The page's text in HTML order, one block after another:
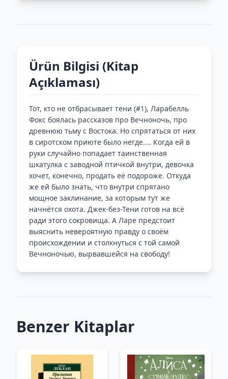
Ürün Bilgisi (Kitap
Açıklaması)
Тот, кто не отбрасывает тени (#1), Ларабелль
Фокс боялась рассказов про Вечноночь, про
древнюю тьму с Востока. Но спрятаться от них
в сиротском приюте было негде.... Когда ей в
руки случайно попадает таинственная
шкатулка с заводной птичкой внутри, девочка
хочет, конечно, продать её подороже. Откуда
же ей было знать, что внутри спрятано
мощное заклинание, за которым тут же
начнётся охота. Джек-без-Тени готов на всё
ради этого сокровища. А Ларе предстоит
выяснить невероятную правду о своём
происхождении и столкнуться с той самой
Вечноночью, вырвавшейся на свободу!
Benzer Kitaplar